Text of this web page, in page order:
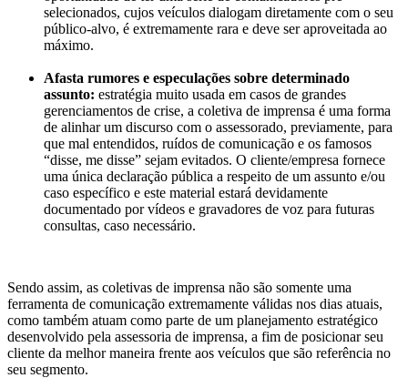
selecionados, cujos veículos dialogam diretamente com o seu
público-alvo, é extremamente rara e deve ser aproveitada ao
máximo.
Afasta rumores e especulações sobre determinado
assunto: estratégia muito usada em casos de grandes
gerenciamentos de crise, a coletiva de imprensa é uma forma
de alinhar um discurso com o assessorado, previamente, para
que mal entendidos, ruídos de comunicação e os famosos
“disse, me disse” sejam evitados. O cliente/empresa fornece
uma única declaração pública a respeito de um assunto e/ou
caso específico e este material estará devidamente
documentado por vídeos e gravadores de voz para futuras
consultas, caso necessário.
Sendo assim, as coletivas de imprensa não são somente uma
ferramenta de comunicação extremamente válidas nos dias atuais,
como também atuam como parte de um planejamento estratégico
desenvolvido pela assessoria de imprensa, a fim de posicionar seu
cliente da melhor maneira frente aos veículos que são referência no
seu segmento.